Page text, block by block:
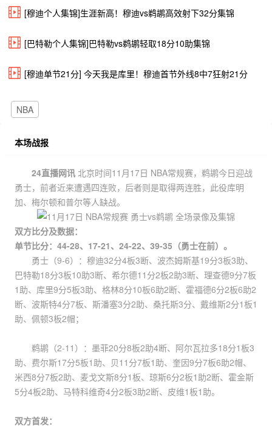
[穆迪个人集锦]生涯新高！穆迪vs鹈鹕高效射下32分集锦
[巴特勒个人集锦]巴特勒vs鹈鹕轻取18分10助集锦
[穆迪单节21分] 今天我是库里！穆迪首节外线8中7狂射21分
NBA
本场战报
24直播网讯 北京时间11月17日 NBA常规赛，鹈鹕今日迎战
勇士，前者近来遭遇四连败，后者则是取得两连胜，此役库明
加、梅尔顿和普尔等人缺战。
双方比分及数据：
单节比分：44-28、17-21、24-22、39-35（勇士在前）。
勇士（9-6）：穆迪32分4板3断、波杰姆斯基19分3板3助、
巴特勒18分3板10助3断、希尔德11分2板2助3断、理查德9分7板
1助、库里9分5板3助、格林8分10板6助2断、霍福德6分2板6助2
断、波斯特4分7板、斯潘塞3分2助、桑托斯3分、戴维斯2分1板1
助、佩顿3板2帽；
鹈鹕（2-11）：墨菲20分8板2助4断、阿尔瓦拉多18分1板3
助、费尔斯17分5板1助、贝11分7板1助、奎因9分7板6助2帽、
米西8分7板2助、麦戈文斯8分1板、琼斯6分2板1助2断、霍金斯
5分4板2助、马特科维奇4分2板3助2断、皮维1板1助。
双方首发：